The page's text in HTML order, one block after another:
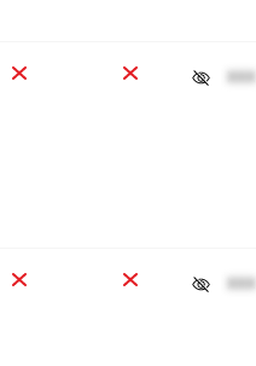
xxx
xxx